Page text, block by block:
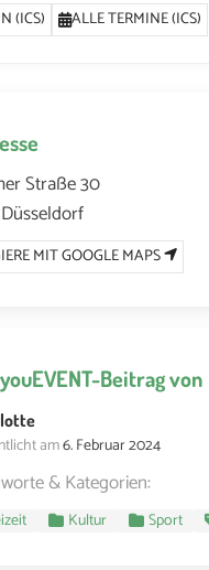
(ICS) ALLE TERMINE (ICS)
Straße 30
MIT GOOGLE MAPS
youEVENT-Beitrag von
am6. Februar 2024
& Kategorien:
Kultur Sport